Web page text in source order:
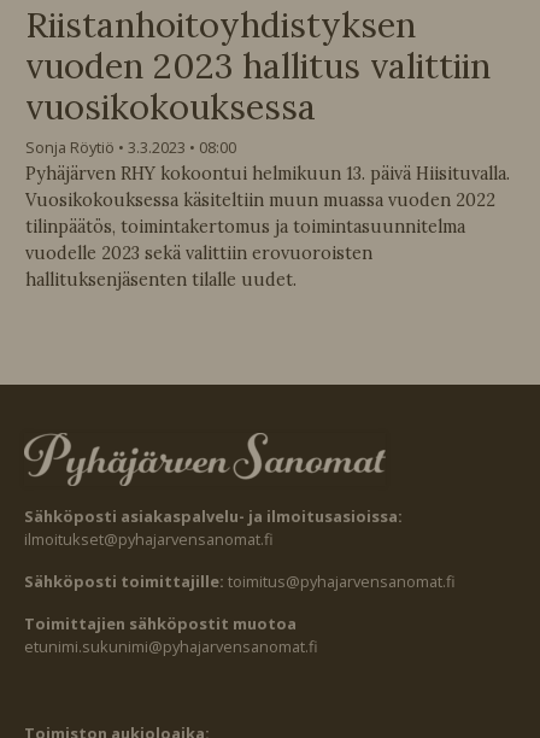
Riistanhoitoyhdistyksen
vuoden 2023 hallitus valittiin
vuosikokouksessa
Sonja Röytiö 3.3.2023
08:00
Pyhäjärven RHY kokoontui helmikuun 13. päivä Hiisituvalla.
Vuosikokouksessa käsiteltiin muun muassa vuoden 2022
tilinpäätös, toimintakertomus ja toimintasuunnitelma
vuodelle 2023 sekä valittiin erovuoroisten
hallituksenjäsenten tilalle uudet.
Sähköposti asiakaspalvelu- ja ilmoitusasioissa:
ilmoitukset@pyhajarvensanomat.fi
Sähköposti toimittajille: toimitus@pyhajarvensanomat.fi
Toimittajien sähköpostit muotoa
etunimi.sukunimi@pyhajarvensanomat.fi
Toimiston aukioloaika: